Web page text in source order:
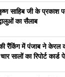
साहिब जी के प्रकाश
का सैलाब
रैंकिंग में पंजाब ने केरल
सालों का रिपोर्ट कार्ड